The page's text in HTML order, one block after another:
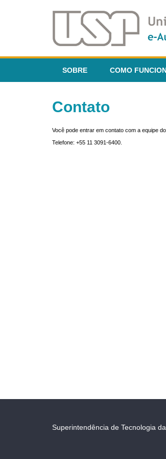
SOBRE COMO
Contato
Você pode entrar em contato com a equipe
Telefone: +55 11 3091-6400.
Superintendência de Tecnologia